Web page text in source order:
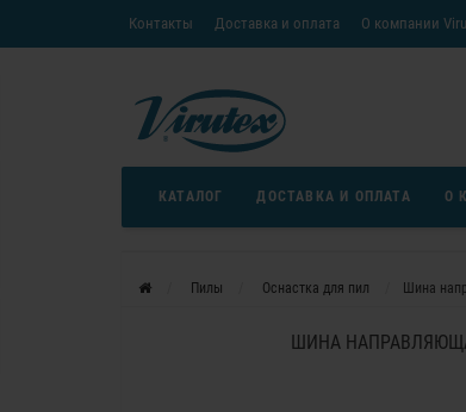
О компании
Доставка и оплата
Контакты
КАТАЛОГ ДОСТАВКА И ОПЛАТА О
Пилы Оснастка для пил Шина
ШИНА